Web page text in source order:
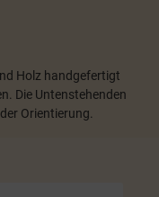
Holz handgefertigt
Die Untenstehenden
Orientierung.